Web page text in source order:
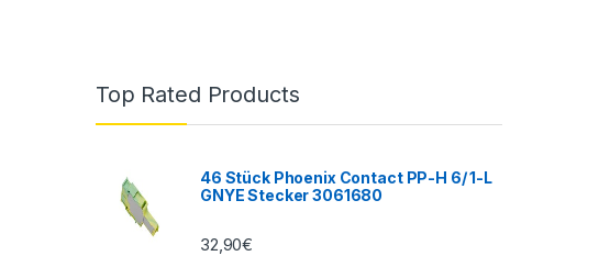
Top Rated Products
46 Stück Phoenix Contact PP-H 6/ 1-L
GNYE Stecker 3061680
32,90€